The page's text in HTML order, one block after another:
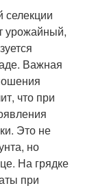
селекции
урожайный,
Важная
что при
Это не
но
На грядке
при